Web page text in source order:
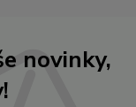
novinky,